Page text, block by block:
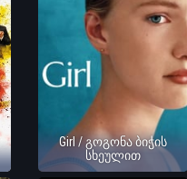
Girl / გოგონა ბიჭის
სხეულით